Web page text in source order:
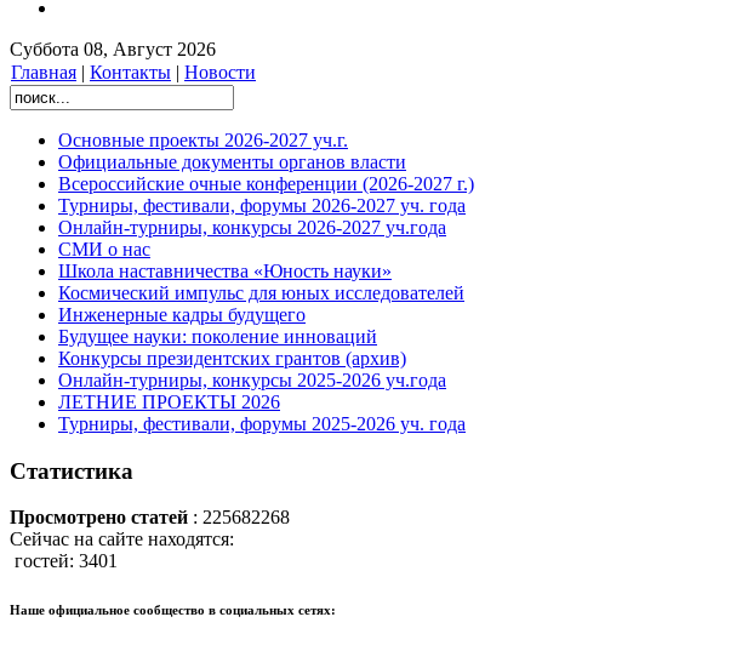
Суббота 08, Август 2026
Главная | Контакты | Новости
Основные проекты 2026-2027 уч.г.
Официальные документы органов власти
Всероссийские очные конференции (2026-2027 г.)
Турниры, фестивали, форумы 2026-2027 уч. года
Онлайн-турниры, конкурсы 2026-2027 уч.года
СМИ о нас
Школа наставничества «Юность науки»
Космический импульс для юных исследователей
Инженерные кадры будущего
Будущее науки: поколение инноваций
Конкурсы президентских грантов (архив)
Онлайн-турниры, конкурсы 2025-2026 уч.года
ЛЕТНИЕ ПРОЕКТЫ 2026
Турниры, фестивали, форумы 2025-2026 уч. года
Статистика
Просмотрено статей : 225682268
Сейчас на сайте находятся:
гостей: 3401
Наше официальное сообщество в социальных сетях: